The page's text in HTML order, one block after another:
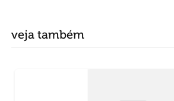
veja também